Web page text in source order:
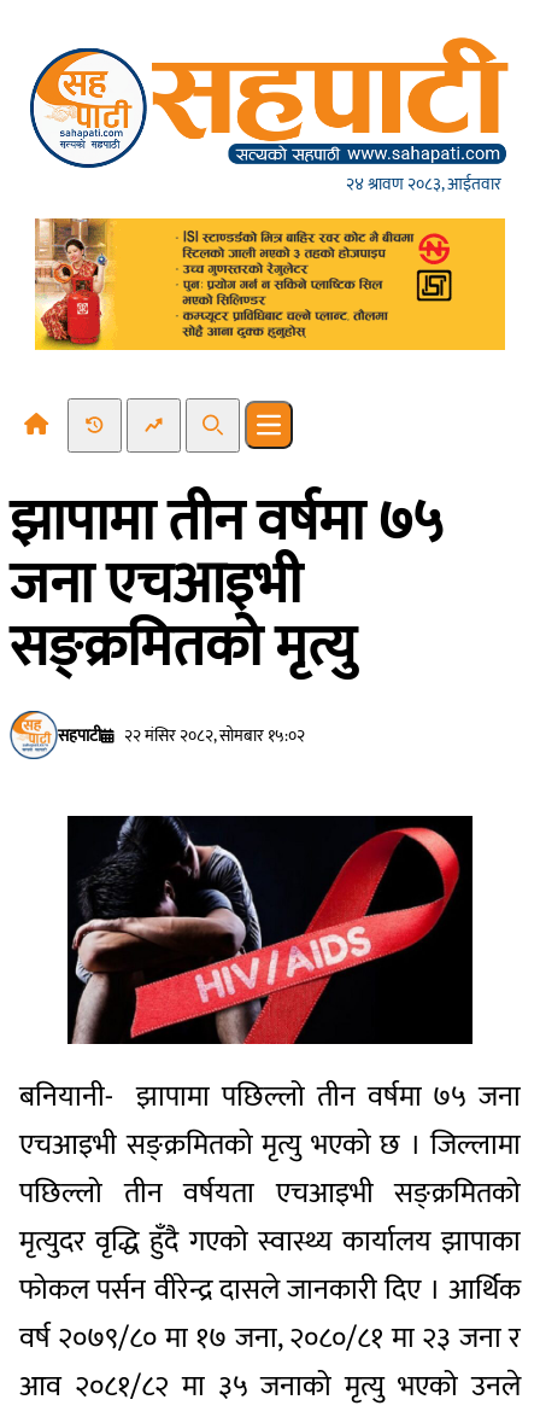
२४ श्रावण २०८३, आईतवार
Recent NewsTrending News
SearchOpen main menu
झापामा तीन वर्षमा ७५
जना एचआइभी
सङ्क्रमितको मृत्यु
सहपाटी २२ मंसिर २०८२, सोमबार १५:०२
बनियानी- झापामा पछिल्लो तीन वर्षमा ७५ जना
एचआइभी सङ्क्रमितको मृत्यु भएको छ । जिल्लामा
पछिल्लो तीन वर्षयता एचआइभी सङ्क्रमितको
मृत्युदर वृद्धि हुँदै गएको स्वास्थ्य कार्यालय झापाका
फोकल पर्सन वीरेन्द्र दासले जानकारी दिए । आर्थिक
वर्ष २०७९/८० मा १७ जना, २०८०/८१ मा २३ जना र
आव २०८१/८२ मा ३५ जनाको मृत्यु भएको उनले